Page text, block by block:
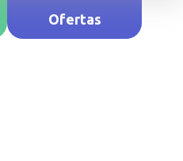
Ofertas